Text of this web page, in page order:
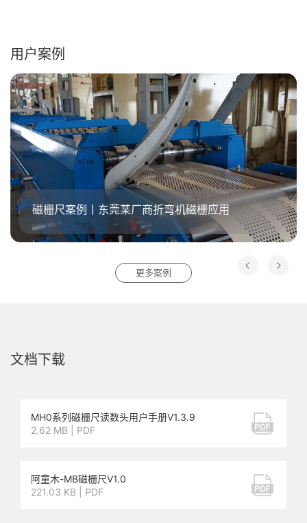
用户案例
磁栅尺案例丨东莞某厂商折弯机磁栅应用
更多案例
文档下载
MH0系列磁栅尺读数头用户手册V1.3.9
2.62 MB | PDF
阿童木-MB磁栅尺V1.0
221.03 KB | PDF